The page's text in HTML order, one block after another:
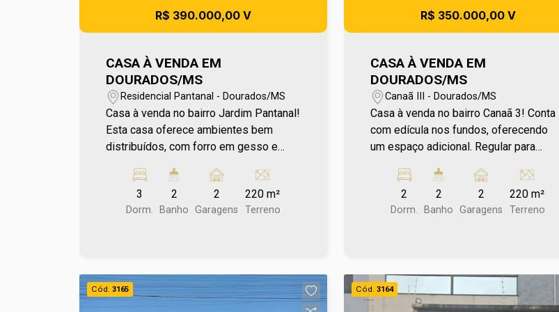
R$ 390.000,00 V
CASA À VENDA EM
DOURADOS/MS
Residencial Pantanal - Dourados/MS
Casa à venda no bairro Jardim Pantanal!
Esta casa oferece ambientes bem
distribuídos, com forro em gesso e
aconchegante. A cozinha planejada
garante praticidade e organização no
dia a dia, além de contar com banheiro
para momentos de lazer e convivência
com a família e amigos. Localizada
3
Dorm.
2
Banho
2
Garagens
220 m²
Terreno
R$ 350.000,00 V
CASA À VENDA EM
DOURADOS/MS
Canaã III - Dourados/MS
Casa à venda no bairro Canaã 3! Conta
com edícula nos fundos, oferecendo
um espaço adicional. Regular para
processo de aquisição e torna a
oportunidade ainda mais acessível.
Localizada em um bairro com boa
toda a família. Para mais informações
entre em contato e agende sua visita no
2
Dorm.
2
Banho
2
Garagens
220 m²
Terreno
Cód. 3165 Cód. 3164